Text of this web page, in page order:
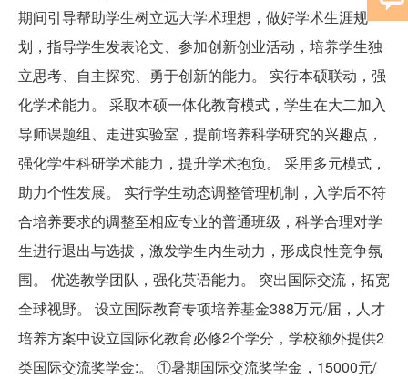
期间引导帮助学生树立远大学术理想，做好学术生涯规
划，指导学生发表论文、参加创新创业活动，培养学生独
立思考、自主探究、勇于创新的能力。 实行本硕联动，强
化学术能力。 采取本硕一体化教育模式，学生在大二加入
导师课题组、走进实验室，提前培养科学研究的兴趣点，
强化学生科研学术能力，提升学术抱负。 采用多元模式，
助力个性发展。 实行学生动态调整管理机制，入学后不符
合培养要求的调整至相应专业的普通班级，科学合理对学
生进行退出与选拔，激发学生内生动力，形成良性竞争氛
围。 优选教学团队，强化英语能力。 突出国际交流，拓宽
全球视野。 设立国际教育专项培养基金388万元/届，人才
培养方案中设立国际化教育必修2个学分，学校额外提供2
类国际交流奖学金:。 ①暑期国际交流奖学金，15000元/